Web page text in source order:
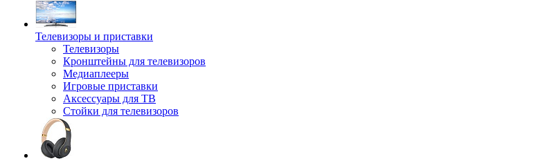
Телевизоры и приставки
Телевизоры
Кронштейны для телевизоров
Медиаплееры
Игровые приставки
Аксессуары для ТВ
Стойки для телевизоров